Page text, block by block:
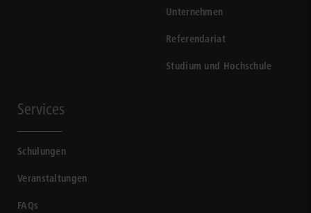
Unternehmen
Referendariat
Studium und Hochschule
Services
Schulungen
Veranstaltungen
FAQs